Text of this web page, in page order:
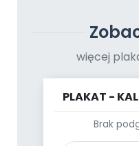
więcej
PLAKAT -
Brak